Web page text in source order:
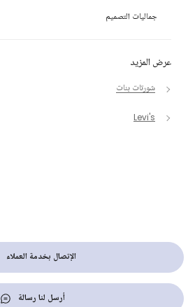
عرض المزيد
شورتات بنات
Levi's
جماليات التصميم
الإتصال بخدمة العملاء
أرسل لنا رسالة